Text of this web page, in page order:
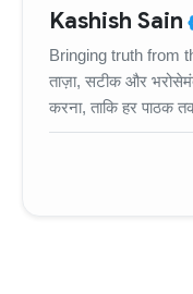
Kashish Sain
Bringing truth from
ताज़ा, सटीक और
करना, ताकि हर पाठक